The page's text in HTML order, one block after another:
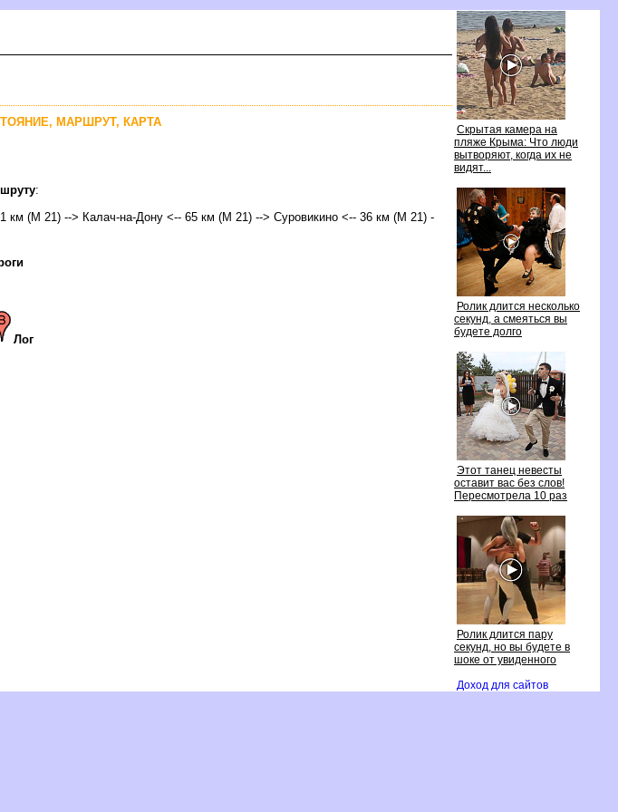
Скрытая камера на
пляже Крыма: Что люди
ытворяют, когда их не
идят...
Ролик длится несколько
секунд, а смеяться вы
удете долго
Этот танец невесты
оставит вас без слов!
Пересмотрела 10 раз
Ролик длится пару
секунд, но вы будете
шоке от увиденного
Доход для сайто
МАРШРУТ, КАРТА
:
км (М 21) --> Калач-на-Дону <-- 65 км (М 21) --> Суровикино <-- 36 км (М 21) -
Ло